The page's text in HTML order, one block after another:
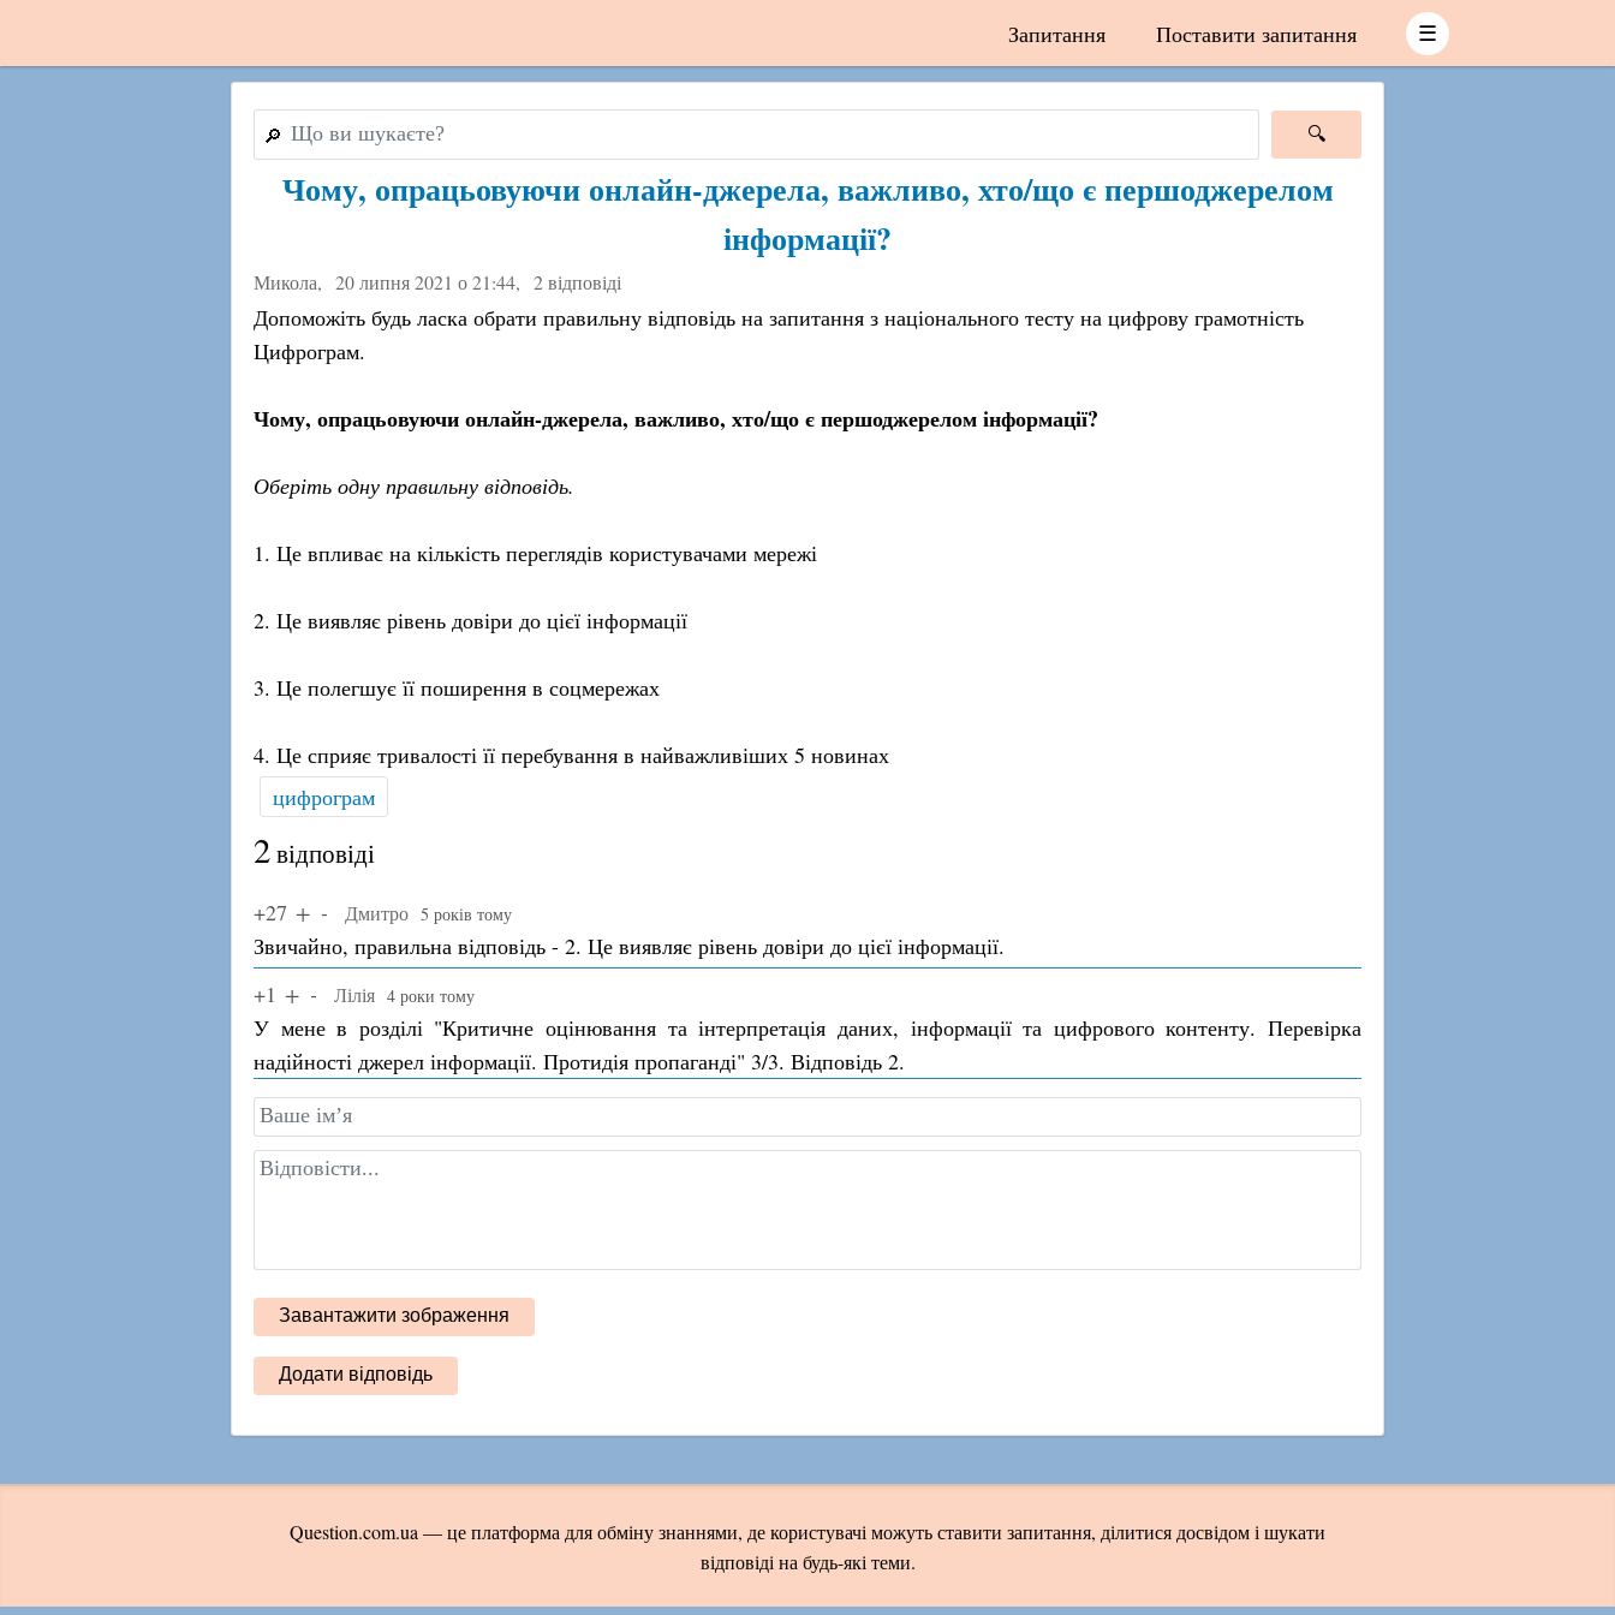
Запитання Поставити запитання ☰
🔎
Чому, опрацьовуючи онлайн-джерела, важливо, хто/що є першоджерелом
інформації?
Микола, 20 липня 2021 о 21:44, 2 відповіді
Допоможіть будь ласка обрати правильну відповідь на запитання з національного тесту на цифрову грамотність
Цифрограм.
Чому, опрацьовуючи онлайн-джерела, важливо, хто/що є першоджерелом інформації?
Оберіть одну правильну відповідь.
1. Це впливає на кількість переглядів користувачами мережі
2. Це виявляє рівень довіри до цієї інформації
3. Це полегшує її поширення в соцмережах
4. Це сприяє тривалості її перебування в найважливіших 5 новинах
цифрограм
2відповіді
+27 Дмитро 5 років тому
Звичайно, правильна відповідь - 2. Це виявляє рівень довіри до цієї інформації.
+1
Лілія 4 роки тому
У мене в розділі "Критичне оцінювання та інтерпретація даних, інформації та цифрового контенту. Перевірка
надійності джерел інформації. Протидія пропаганді" 3/3. Відповідь 2.
Question.com.ua — це платформа для обміну знаннями, де користувачі можуть ставити запитання, ділитися досвідом і шукати
відповіді на будь-які теми.